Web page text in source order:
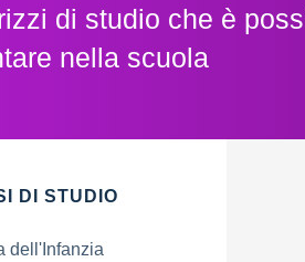
di studio che è
nella scuola
DI STUDIO
dell'Infanzia